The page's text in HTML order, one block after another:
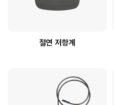
절연 저항계